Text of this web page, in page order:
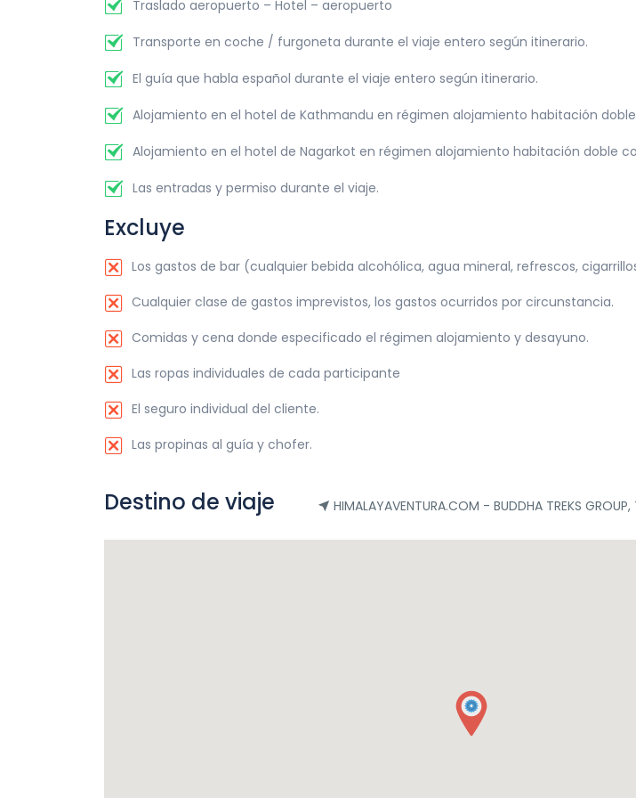
Alojamiento en:Hotel
Traslado aeropuerto – Hotel – aeropuerto
Transporte en coche / furgoneta durante el viaje entero según itinerario.
El guía que habla español durante el viaje entero según itinerario.
Alojamiento en el hotel de Kathmandu en régimen alojamiento habitación
Alojamiento en el hotel de Nagarkot en régimen alojamiento habitación doble
Las entradas y permiso durante el viaje.
Excluye
Los gastos de bar (cualquier bebida alcohólica, agua mineral, refrescos,
Cualquier clase de gastos imprevistos, los gastos ocurridos por circunstancia.
Comidas y cena donde especificado el régimen alojamiento y desayuno.
Las ropas individuales de cada participante
El seguro individual del cliente.
Las propinas al guía y chofer.
Destino de viaje HIMALAYAVENTURA.COM - BUDDHA TREKS